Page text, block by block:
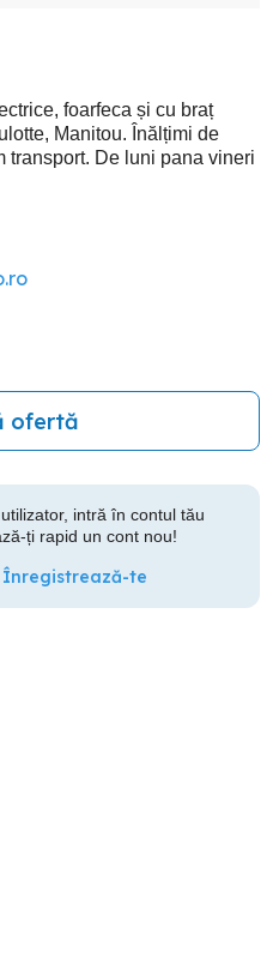
foarfeca și cu braț
Manitou. Înălțimi de
transport. De luni pana vineri
ofertă
intră în contul tău
ți rapid un cont nou!
te